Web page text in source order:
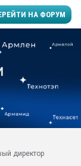
НА ФОРУМ
SPC
заводу пластмасс"
директор